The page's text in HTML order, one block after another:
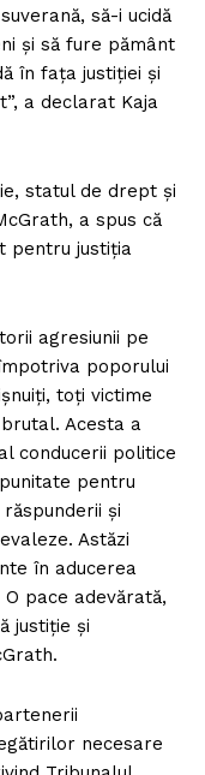
să-i ucidă
și să fure pământ
în fața justiției și
a declarat Kaja
statul de drept și
a spus că
pentru justiția
agresiunii pe
poporului
toți victime
Acesta a
conducerii politice
pentru
și
Astăzi
în aducerea
pace adevărată,
justiție și
necesare